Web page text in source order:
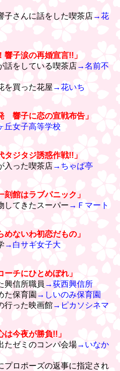
子さんに話をした喫茶店→花
子涙の再婚宣言!!」
話をしている喫茶店→名前不
を買った花屋 →花いち
響子に恋の宣戦布告」
丘女子高等学校
ジタジ誘惑作戦!!」
入った喫茶店→ちゃぱ亭
館はラブパニック」
してきたスーパー →Ｆマート
ないわ初恋だもの」
→白サギ女子大
チにひとめぼれ」
興信所職員 →荻西興信所
た保育園 →しいのみ保育園
行った映画館→ピカソシネマ
今夜が勝負!!」
たゼミのコンパ会場→いなか
プロポーズの返事に指定され